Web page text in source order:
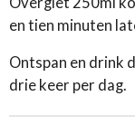
en tien minuten
Ontspan en drink
drie keer per dag.